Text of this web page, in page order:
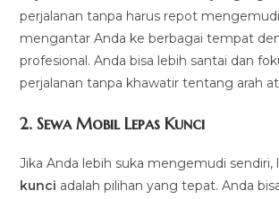
perjalanan tanpa harus repot
mengantar Anda ke berbagai tempat
profesional. Anda bisa lebih santai dan
perjalanan tanpa khawatir tentang arah
2.Sewa Mobil Lepas Kunci
Jika Anda lebih suka mengemudi sendiri,
kunci adalah pilihan yang tepat. Anda